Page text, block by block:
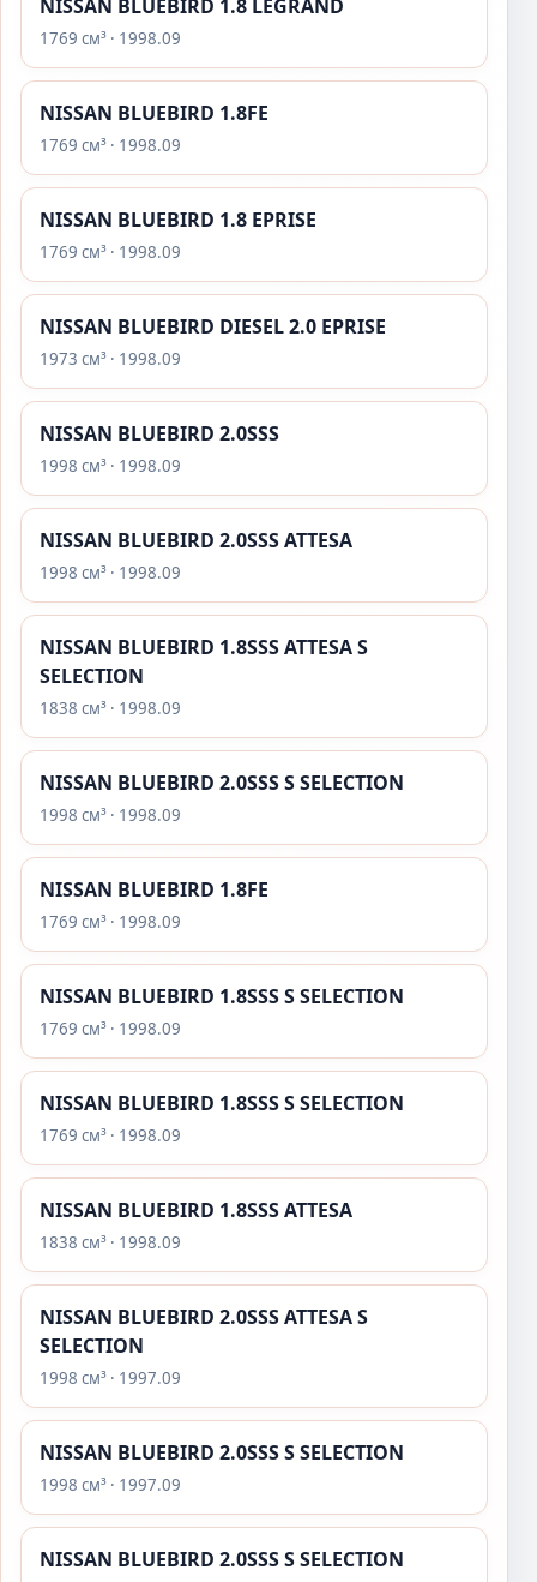
NISSAN BLUEBIRD 1.8 LEGRAND
1769 см³ · 1998.09
NISSAN BLUEBIRD 1.8FE
1769 см³ · 1998.09
NISSAN BLUEBIRD 1.8 EPRISE
1769 см³ · 1998.09
NISSAN BLUEBIRD DIESEL 2.0 EPRISE
1973 см³ · 1998.09
NISSAN BLUEBIRD 2.0SSS
1998 см³ · 1998.09
NISSAN BLUEBIRD 2.0SSS ATTESA
1998 см³ · 1998.09
NISSAN BLUEBIRD 1.8SSS ATTESA S
SELECTION
1838 см³ · 1998.09
NISSAN BLUEBIRD 2.0SSS S SELECTION
1998 см³ · 1998.09
NISSAN BLUEBIRD 1.8FE
1769 см³ · 1998.09
NISSAN BLUEBIRD 1.8SSS S SELECTION
1769 см³ · 1998.09
NISSAN BLUEBIRD 1.8SSS S SELECTION
1769 см³ · 1998.09
NISSAN BLUEBIRD 1.8SSS ATTESA
1838 см³ · 1998.09
NISSAN BLUEBIRD 2.0SSS ATTESA S
SELECTION
1998 см³ · 1997.09
NISSAN BLUEBIRD 2.0SSS S SELECTION
1998 см³ · 1997.09
NISSAN BLUEBIRD 2.0SSS S SELECTION